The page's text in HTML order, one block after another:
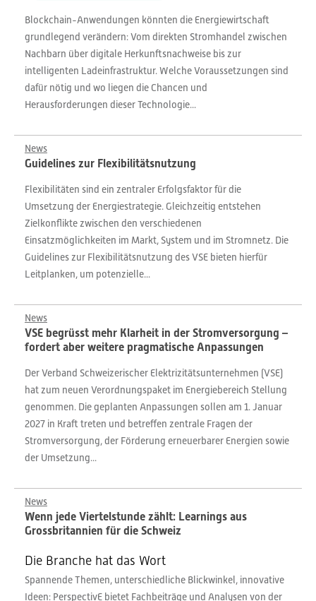
Blockchain-Anwendungen könnten die Energiewirtschaft
grundlegend verändern: Vom direkten Stromhandel zwischen
Nachbarn über digitale Herkunftsnachweise bis zur
intelligenten Ladeinfrastruktur. Welche Voraussetzungen sind
dafür nötig und wo liegen die Chancen und
Herausforderungen dieser Technologie...
News
Guidelines zur Flexibilitätsnutzung
Flexibilitäten sind ein zentraler Erfolgsfaktor für die
Umsetzung der Energiestrategie. Gleichzeitig entstehen
Zielkonflikte zwischen den verschiedenen
Einsatzmöglichkeiten im Markt, System und im Stromnetz. Die
Guidelines zur Flexibilitätsnutzung des VSE bieten hierfür
Leitplanken, um potenzielle...
News
VSE begrüsst mehr Klarheit in der Stromversorgung –
fordert aber weitere pragmatische Anpassungen
Der Verband Schweizerischer Elektrizitätsunternehmen (VSE)
hat zum neuen Verordnungspaket im Energiebereich Stellung
genommen. Die geplanten Anpassungen sollen am 1. Januar
2027 in Kraft treten und betreffen zentrale Fragen der
Stromversorgung, der Förderung erneuerbarer Energien sowie
der Umsetzung...
News
Wenn jede Viertelstunde zählt: Learnings aus
Grossbritannien für die Schweiz
Die Branche hat das Wort
Spannende Themen, unterschiedliche Blickwinkel, innovative
Ideen: PerspectivE bietet Fachbeiträge und Analysen von der